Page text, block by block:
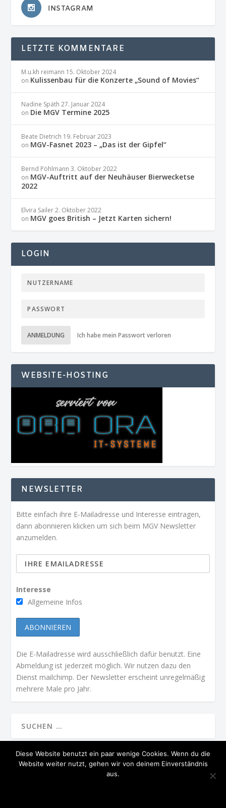
INSTAGRAM
LETZTE KOMMENTARE
M.u.kh reimann 15. Oktober 2024
on Kulissenbau für die Konzerte „Sound of Movies“
Nadine Späth 27. Januar 2024
on Die MGV Termine 2025
Beate Dietrich 19. Februar 2023
on MGV-Fasnet 2023 – „Das ist der Gipfel“
Bernd Pöhlmann 3. Oktober 2022
on MGV-Auftritt auf der Neuhäuser Bierwecketse
2022
Elvira Sailer 2. Oktober 2022
on MGV goes British – Jetzt Karten sichern!
LOGIN
ANMELDUNG Ich habe mein Passwort verloren
WEBSITE-HOSTING
NEWSLETTER
Bitte einfach ihre E-Mailadresse und Interesse eintragen,
dann abonnieren klicken um sich beim MGV Newsletter
anzumelden.
Interesse
Allgemeine Infos
Die E-Mailadresse wird ausschließlich dafür benutzt. Eine
Abmeldung ist jederzeit möglich. Wir nutzen dazu den
Dienst mailchimp. Der Newsletter erscheint unregelmäßig
mehrere Male pro Jahr.
Diese Website benutzt ein paar wenige Cookies. Wenn du die
Website weiter nutzt, gehen wir von deinem Einverständnis
aus.